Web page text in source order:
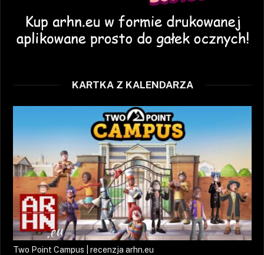
KARTKA Z KALENDARZA
Two Point Campus | recenzja arhn.eu